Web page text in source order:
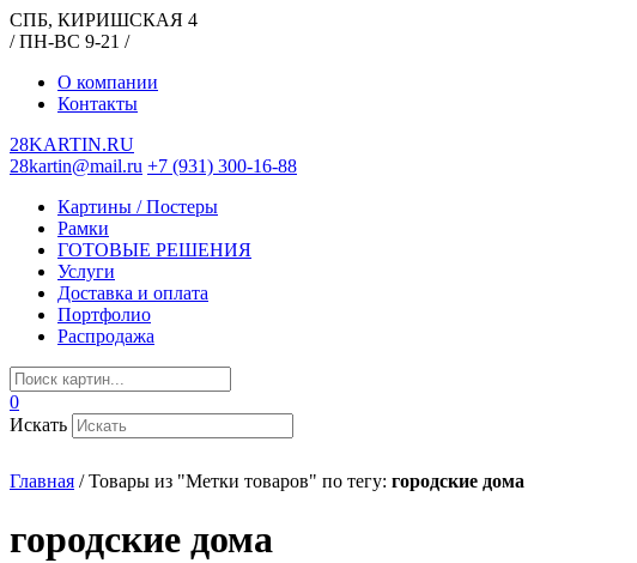
СПБ, КИРИШСКАЯ 4
/ ПН-ВС 9-21 /
О компании
Контакты
28KARTIN.RU
28kartin@mail.ru +7 (931) 300-16-88
Картины / Постеры
Рамки
ГОТОВЫЕ РЕШЕНИЯ
Услуги
Доставка и оплата
Портфолио
Распродажа
0
Искать
Главная /Товары из "Метки товаров" по тегу: городские дома
городские дома